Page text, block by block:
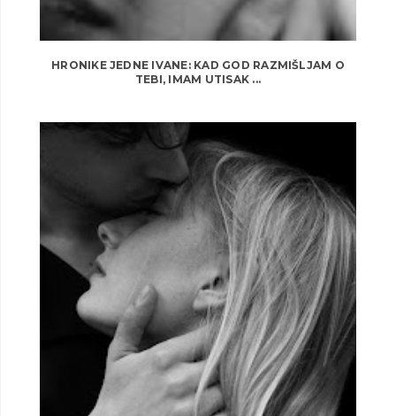
HRONIKE JEDNE IVANE: KAD GOD RAZMIŠLJAM O
TEBI, IMAM UTISAK ...